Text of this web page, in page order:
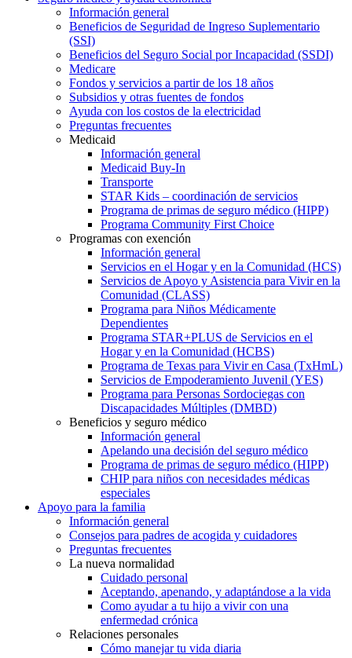
Información general
Beneficios de Seguridad de Ingreso Suplementario
(SSI)
Beneficios del Seguro Social por Incapacidad (SSDI)
Medicare
Fondos y servicios a partir de los 18 años
Subsidios y otras fuentes de fondos
Ayuda con los costos de la electricidad
Preguntas frecuentes
Medicaid
Información general
Medicaid Buy-In
Transporte
STAR Kids – coordinación de servicios
Programa de primas de seguro médico (HIPP)
Programa Community First Choice
Programas con exención
Información general
Servicios en el Hogar y en la Comunidad (HCS)
Servicios de Apoyo y Asistencia para Vivir en la
Comunidad (CLASS)
Programa para Niños Médicamente
Dependientes
Programa STAR+PLUS de Servicios en el
Hogar y en la Comunidad (HCBS)
Programa de Texas para Vivir en Casa (TxHmL)
Servicios de Empoderamiento Juvenil (YES)
Programa para Personas Sordociegas con
Discapacidades Múltiples (DMBD)
Beneficios y seguro médico
Información general
Apelando una decisión del seguro médico
Programa de primas de seguro médico (HIPP)
CHIP para niños con necesidades médicas
especiales
Apoyo para la familia
Información general
Consejos para padres de acogida y cuidadores
Preguntas frecuentes
La nueva normalidad
Cuidado personal
Aceptando, apenando, y adaptándose a la vida
Como ayudar a tu hijo a vivir con una
enfermedad crónica
Relaciones personales
Cómo manejar tu vida diaria